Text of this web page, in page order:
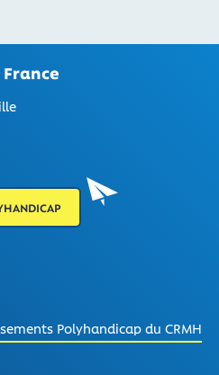
Polyhandicap du CRMH